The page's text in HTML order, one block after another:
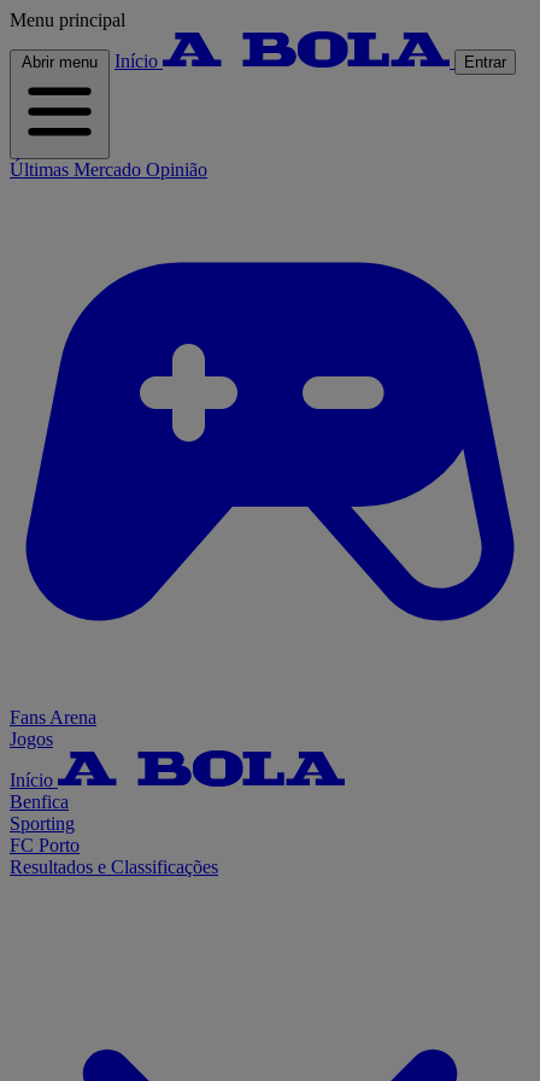
Menu principal
Abrir menu Início Entrar
Últimas Mercado Opinião
Fans Arena
Jogos
Início
Benfica
Sporting
FC Porto
Resultados e Classificações